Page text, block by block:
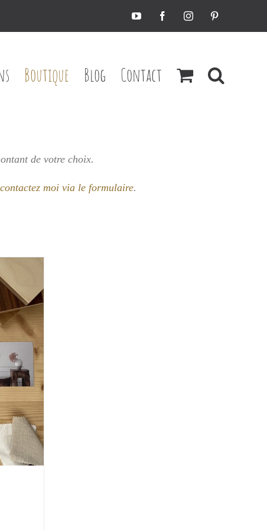
YouTubeFacebookInstagramPinterest
Boutique Blog Contact
de votre choix.
contactez moi via le formulaire.